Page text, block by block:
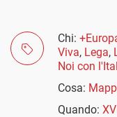
Chi:
Viva, Lega,
Noi con
Cosa:
Quando: